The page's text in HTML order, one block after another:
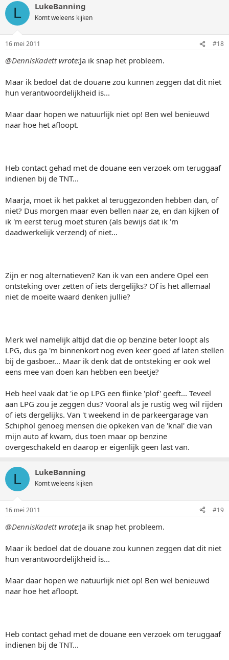
L LukeBanning
Komt weleens kijken
16 mei 2011 #18
@DennisKadettwrote:Ja ik snap het probleem.
Maar ik bedoel dat de douane zou kunnen zeggen dat dit niet
hun verantwoordelijkheid is...
Maar daar hopen we natuurlijk niet op! Ben wel benieuwd
naar hoe het afloopt.
Heb contact gehad met de douane een verzoek om teruggaaf
indienen bij de TNT...
Maarja, moet ik het pakket al teruggezonden hebben dan, of
niet? Dus morgen maar even bellen naar ze, en dan kijken of
ik 'm eerst terug moet sturen (als bewijs dat ik 'm
daadwerkelijk verzend) of niet...
Zijn er nog alternatieven? Kan ik van een andere Opel een
ontsteking over zetten of iets dergelijks? Of is het allemaal
niet de moeite waard denken jullie?
Merk wel namelijk altijd dat die op benzine beter loopt als
LPG, dus ga 'm binnenkort nog even keer goed af laten stellen
bij de gasboer... Maar ik denk dat de ontsteking er ook wel
eens mee van doen kan hebben een beetje?
Heb heel vaak dat 'ie op LPG een flinke 'plof' geeft... Teveel
aan LPG zou je zeggen dus? Vooral als je rustig weg wil rijden
of iets dergelijks. Van 't weekend in de parkeergarage van
Schiphol genoeg mensen die opkeken van de 'knal' die van
mijn auto af kwam, dus toen maar op benzine
overgeschakeld en daarop er eigenlijk geen last van.
L LukeBanning
Komt weleens kijken
16 mei 2011 #19
@DennisKadettwrote:Ja ik snap het probleem.
Maar ik bedoel dat de douane zou kunnen zeggen dat dit niet
hun verantwoordelijkheid is...
Maar daar hopen we natuurlijk niet op! Ben wel benieuwd
naar hoe het afloopt.
Heb contact gehad met de douane een verzoek om teruggaaf
indienen bij de TNT...